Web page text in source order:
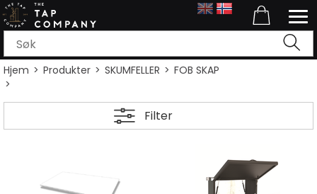
Hjem>Produkter>SKUMFELLER>FOB SKAP
>
Filter